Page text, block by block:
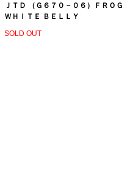
ＪＴＤ （Ｇ６７０－０６）ＦＲＯＧ
ＷＨＩＴＥ ＢＥＬＬＹ
SOLD OUT